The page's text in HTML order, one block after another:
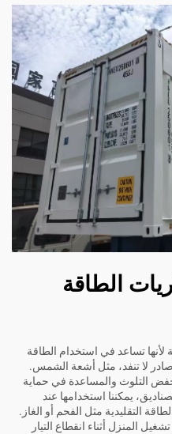
الطاقة
تساعد في استخدام الطاقة
لا تنفد، مثل أشعة الشمس.
التلوث والمساعدة في حماية
يمكننا استخدامها عند
التقليدية مثل الفحم أو الغاز.
المنزل أثناء انقطاع التيار